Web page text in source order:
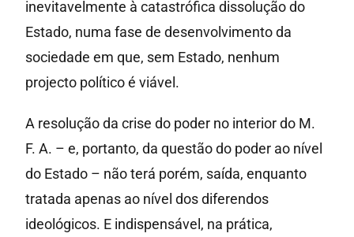
inevitavelmente à catastrófica dissolução do
Estado, numa fase de desenvolvimento da
sociedade em que, sem Estado, nenhum
projecto político é viável.
A resolução da crise do poder no interior do M.
F. A. – e, portanto, da questão do poder ao nível
do Estado – não terá porém, saída, enquanto
tratada apenas ao nível dos diferendos
ideológicos. E indispensável, na prática,